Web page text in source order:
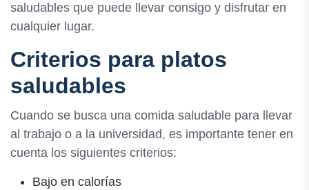
saludables que puede llevar consigo y disfrutar en
cualquier lugar.
Criterios para platos
saludables
Cuando se busca una comida saludable para llevar
al trabajo o a la universidad, es importante tener en
cuenta los siguientes criterios:
Bajo en calorías